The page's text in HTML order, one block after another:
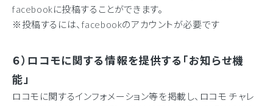
facebookに投稿することができます。
※投稿するには、facebookのアカウントが必要です
６）ロコモに関する情報を提供する「お知らせ機
能」
ロコモに関するインフォメーション等を掲載し、ロコモ チャレ